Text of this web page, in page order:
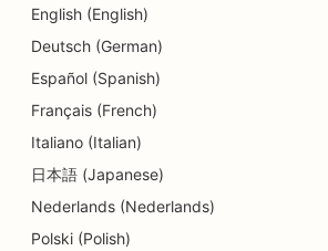
Dans Stüdyoları için SEO
Borç Danışmanlığı Hizmetleri için SEO
Diş Klinikleri için SEO
Şarküteriler için SEO
Lokantalar için SEO
English (English)
Deutsch (German)
Español (Spanish)
Français (French)
Italiano (Italian)
日本語 (Japanese)
Nederlands (Nederlands)
Polski (Polish)